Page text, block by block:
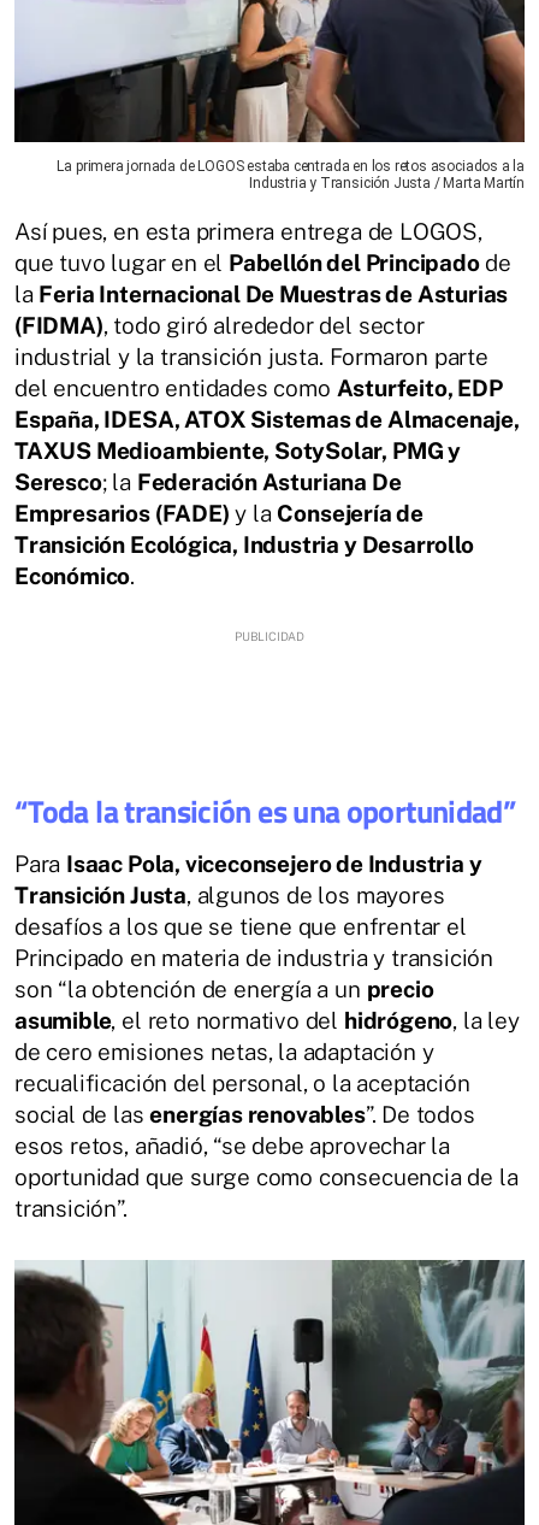
La primera jornada de LOGOS estaba centrada en los retos asociados a la
Industria y Transición Justa / Marta Martín
Así pues, en esta primera entrega de LOGOS,
que tuvo lugar en el Pabellón del Principadode
la Feria Internacional De Muestras de Asturias
(FIDMA), todo giró alrededor del sector
industrial y la transición justa. Formaron parte
del encuentro entidades como Asturfeito, EDP
España, IDESA, ATOX Sistemas de Almacenaje,
TAXUS Medioambiente, SotySolar, PMG y
Seresco; la Federación Asturiana De
Empresarios (FADE) y la Consejería de
Transición Ecológica, Industria y Desarrollo
Económico.
“Toda la transición es una oportunidad”
Para Isaac Pola, viceconsejero de Industria y
Transición Justa, algunos de los mayores
desafíos a los que se tiene que enfrentar el
Principado en materia de industria y transición
son “la obtención de energía a un precio
asumible, el reto normativo del hidrógeno, la ley
de cero emisiones netas, la adaptación y
recualificación del personal, o la aceptación
social de lasenergías renovables”. De todos
esos retos, añadió, “se debe aprovechar la
oportunidad que surge como consecuencia de la
transición”.